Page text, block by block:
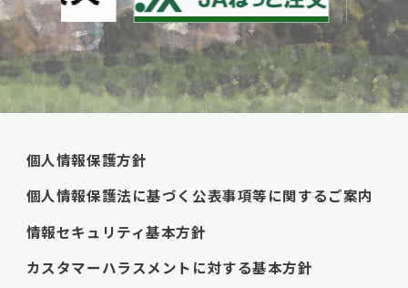
個人情報保護方針
個人情報保護法に基づく公表事項等に関するご案内
情報セキュリティ基本方針
カスタマーハラスメントに対する基本方針